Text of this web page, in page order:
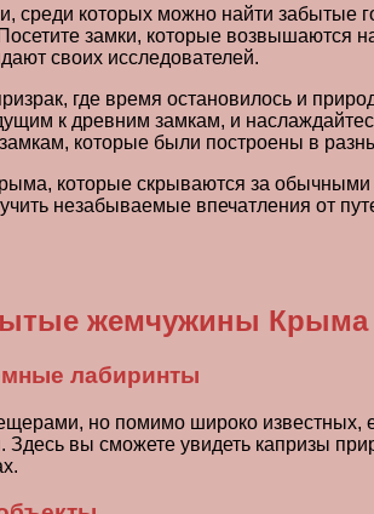
среди которых можно найти забытые
замки, которые
своих исследователей.
где время остановилось и
к древним замкам, и
которые были построены в
которые скрываются за
незабываемые впечатления от
жемчужины Крыма
лабиринты
но помимо широко известных,
вы сможете увидеть капризы